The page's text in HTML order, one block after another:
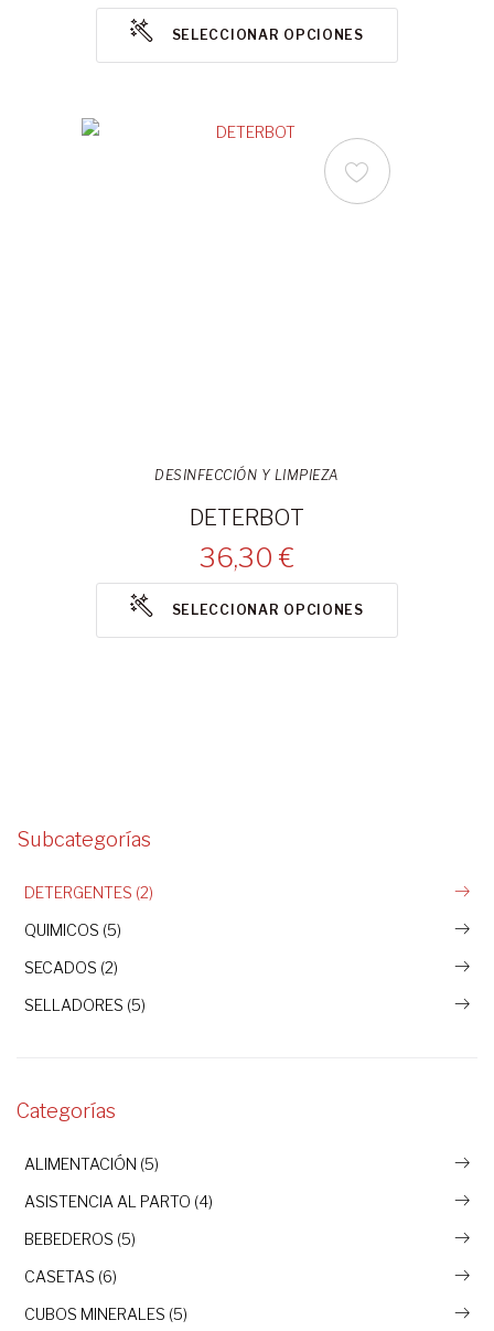
SELECCIONAR OPCIONES
DESINFECCIÓN Y LIMPIEZA
DETERBOT
36,30 €
SELECCIONAR OPCIONES
Subcategorías
DETERGENTES (2)
QUIMICOS (5)
SECADOS (2)
SELLADORES (5)
Categorías
ALIMENTACIÓN (5)
ASISTENCIA AL PARTO (4)
BEBEDEROS (5)
CASETAS (6)
CUBOS MINERALES (5)